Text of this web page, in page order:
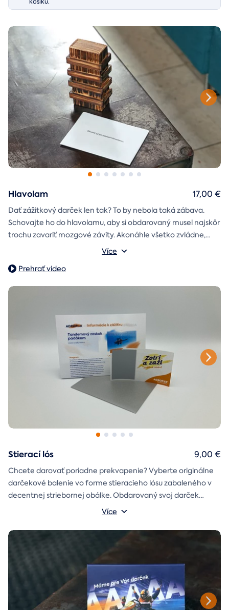
Hlavolam
Dať zážitkový darček len tak? To by nebola taká zábava.
Schovajte ho do hlavolamu, aby si obdarovaný musel najskôr
trochu zavariť mozgové závity. Akonáhle všetko zvládne,
objaví poukaz na zážitok i s vašim venováním.
Vonkajšie rozmery: 15,5 × 8,5 × 5 cm
Více
17,00 €
Prehrať video
Stierací lós
Chcete darovať poriadne prekvapenie? Vyberte originálne
darčekové balenie vo forme stieracieho lósu zabaleného v
decentnej striebornej obálke. Obdarovaný svoj darček
objaví až po chvíľke napätia počas stierania. Jedno je isté, u
Více
9,00 €